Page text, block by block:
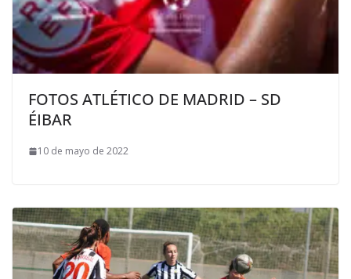
FOTOS ATLÉTICO DE MADRID – SD
ÉIBAR
10 de mayo de 2022